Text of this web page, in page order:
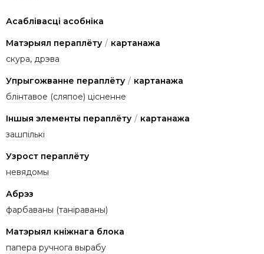
Асаблівасці асобніка
Матэрыял пераплёту / картанажа
скура, дрэва
Упрыгожванне пераплёту / картанажа
блінтавое (сляпое) цісненне
Іншыя элементы пераплёту / картанажа
зашпількі
Узрост пераплёту
невядомы
Абрэз
фарбаваны (таніраваны)
Матэрыял кніжнага блока
папера ручнога вырабу